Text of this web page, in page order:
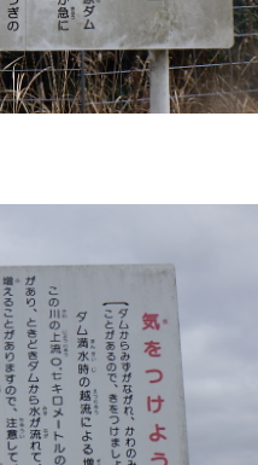
共交通
申請書・
ウンロード